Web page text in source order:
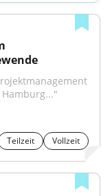
Teilzeit Vollzeit